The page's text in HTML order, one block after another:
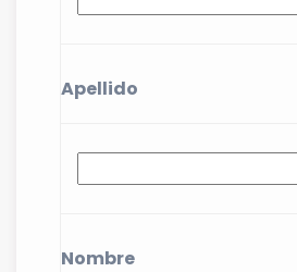
Apellido
Nombre